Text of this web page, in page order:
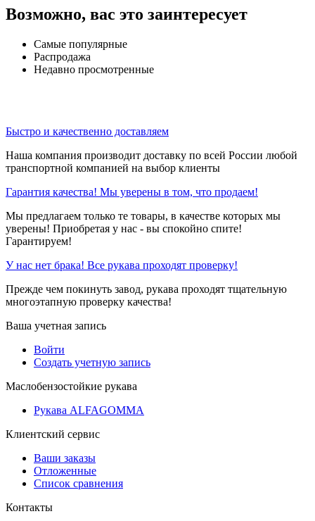
Возможно, вас это заинтересует
Самые популярные
Распродажа
Недавно просмотренные
Быстро и качественно доставляем
Наша компания производит доставку по всей России любой
транспортной компанией на выбор клиенты
Гарантия качества! Мы уверены в том, что продаем!
Мы предлагаем только те товары, в качестве которых мы
уверены! Приобретая у нас - вы спокойно спите!
Гарантируем!
У нас нет брака! Все рукава проходят проверку!
Прежде чем покинуть завод, рукава проходят тщательную
многоэтапную проверку качества!
Ваша учетная запись
Войти
Создать учетную запись
Маслобензостойкие рукава
Рукава ALFAGOMMA
Клиентский сервис
Ваши заказы
Отложенные
Список сравнения
Контакты